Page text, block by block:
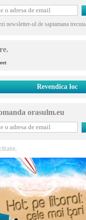
newsletter-ul de saptamana trecuta
.
Revendica loc
orasulm.eu